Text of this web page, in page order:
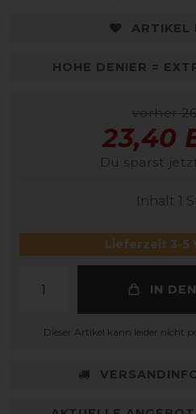
ARTIKEL
HOHE DENIER =
vorher
23,40
Du sparst
Inhalt 1
Lieferzeit 3-5
IN
Dieser Artikel kann leider nicht